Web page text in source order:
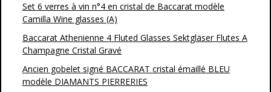
Set 6 verres à vin n°4 en cristal de Baccarat modèle
Camilla Wine glasses (A)
Baccarat Athenienne 4 Fluted Glasses Sektgläser Flutes A
Champagne Cristal Gravé
Ancien gobelet signé BACCARAT cristal émaillé BLEU
modèle DIAMANTS PIERRERIES